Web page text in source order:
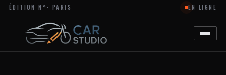
ÉDITION N°
MAGAZINE
DÉDIÉ
L’ACTUALITÉ
· PARIS EN LIGNE